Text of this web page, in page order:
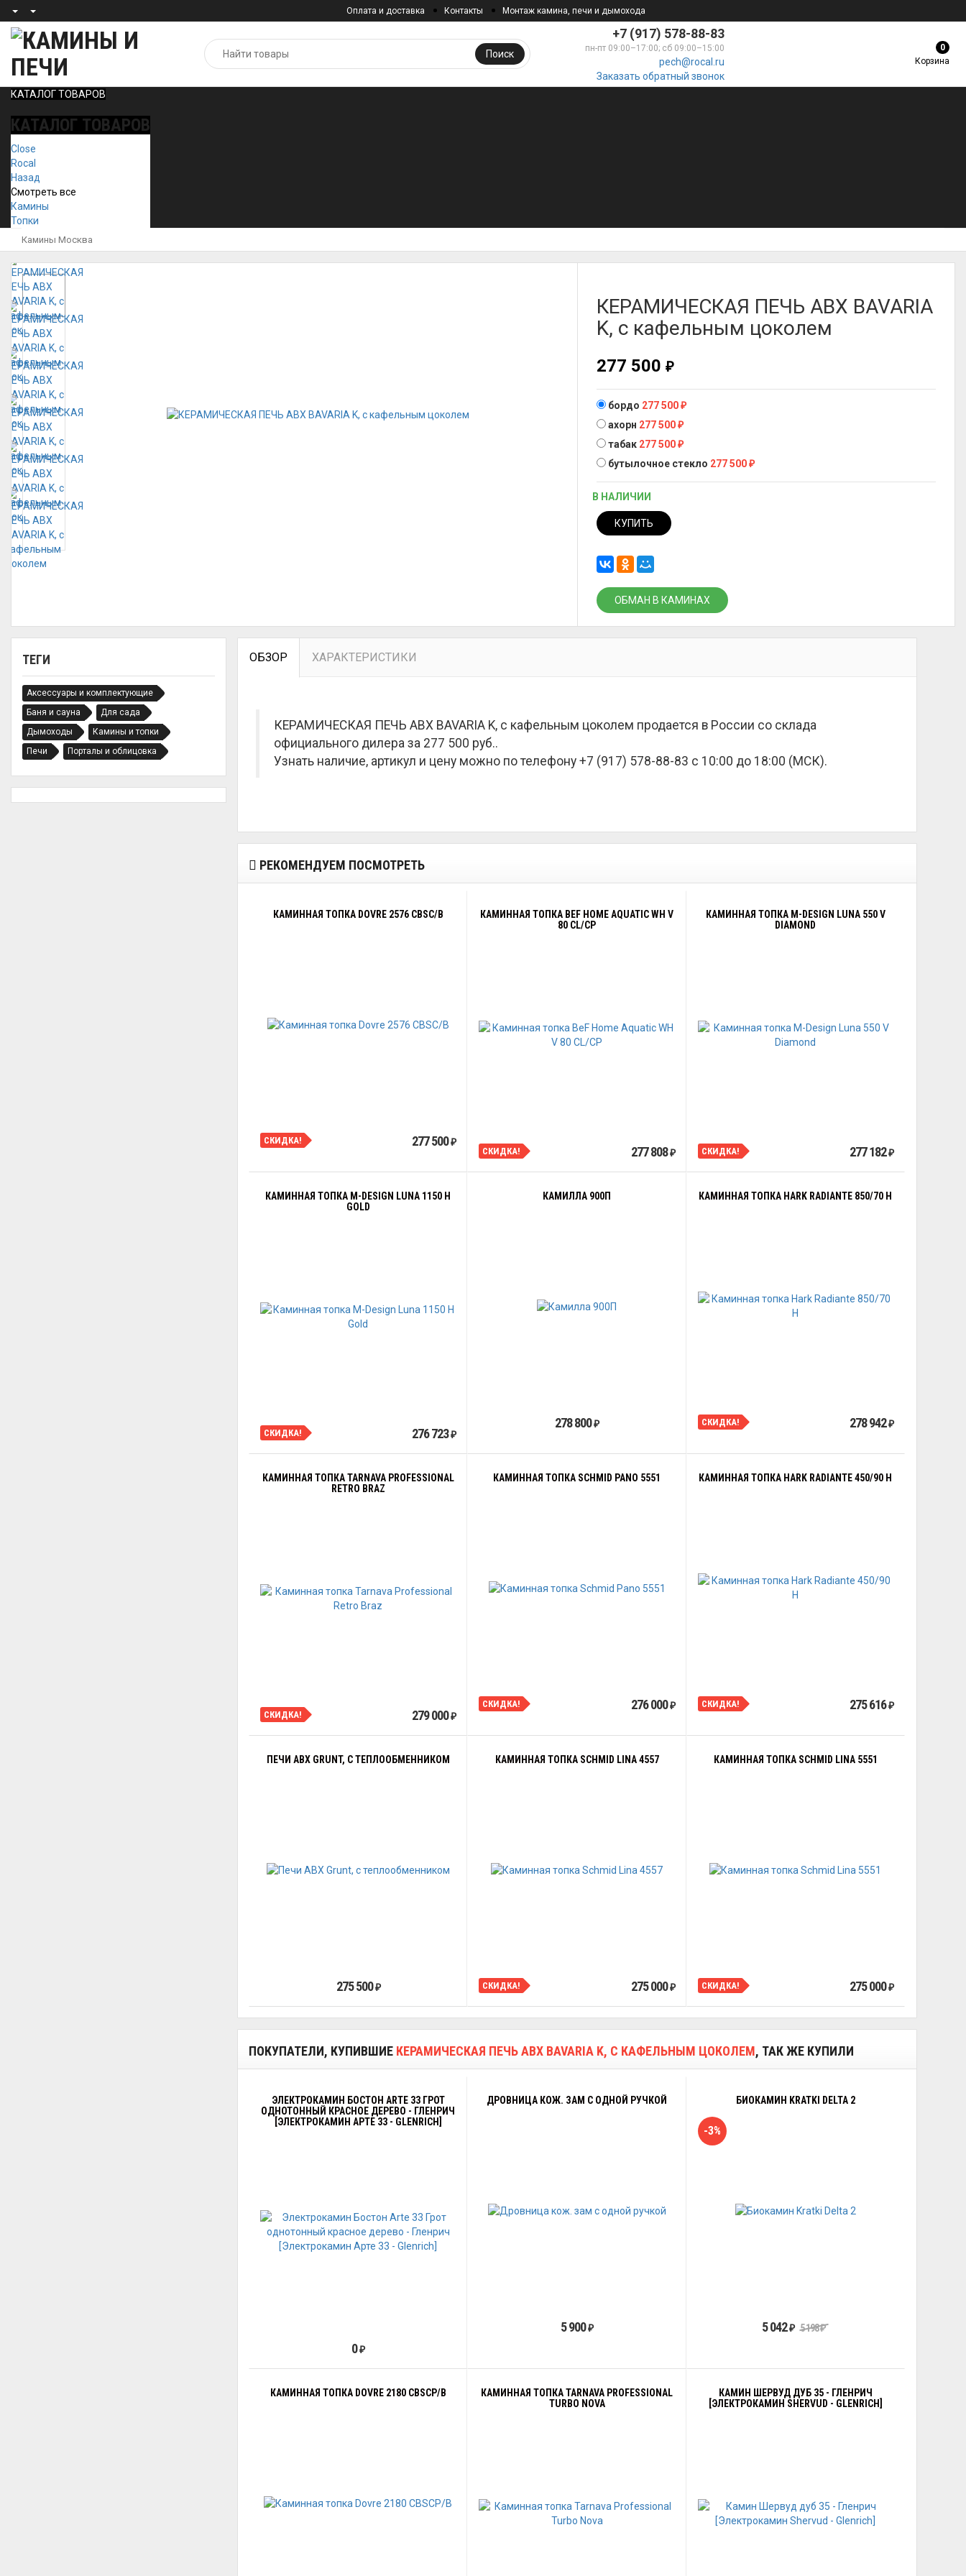
Оплата и доставка Контакты Монтаж камина, печи и дымохода
+7 (917) 578-88-83
пн-пт 09:00–17:00; сб 09:00–15:00
pech@rocal.ru
Заказать обратный звонок
Поиск
0
Корзина
КАТАЛОГ ТОВАРОВ
КАТАЛОГ ТОВАРОВ
Close
Rocal
Назад
Смотреть все
Камины
Топки
Камины Москва
КЕРАМИЧЕСКАЯ ПЕЧЬ ABX BAVARIA
K, с кафельным цоколем
277 500₽
бордо 277 500₽
ахорн 277 500₽
табак 277 500₽
бутылочное стекло 277 500₽
В НАЛИЧИИ
КУПИТЬ
ОБМАН В КАМИНАХ
ТЕГИ
Аксессуары и комплектующие
Баня и сауна
Для сада
Дымоходы
Камины и топки
Печи
Порталы и облицовка
ОБЗОР ХАРАКТЕРИСТИКИ
КЕРАМИЧЕСКАЯ ПЕЧЬ ABX BAVARIA K, с кафельным цоколем продается в России со склада
официального дилера за 277 500 руб..
Узнать наличие, артикул и цену можно по телефону +7 (917) 578-88-83 с 10:00 до 18:00 (МСК).
РЕКОМЕНДУЕМ ПОСМОТРЕТЬ
КАМИННАЯ ТОПКА DOVRE 2576 CBSC/B
СКИДКА! 277 500₽
КАМИННАЯ ТОПКА BEF HOME AQUATIC WH V
80 CL/CP
СКИДКА! 277 808₽
КАМИННАЯ ТОПКА M-DESIGN LUNA 550 V
DIAMOND
СКИДКА! 277 182₽
КАМИННАЯ ТОПКА M-DESIGN LUNA 1150 H
GOLD
СКИДКА! 276 723₽
КАМИЛЛА 900П
278 800₽
КАМИННАЯ ТОПКА HARK RADIANTE 850/70 H
СКИДКА! 278 942₽
КАМИННАЯ ТОПКА TARNAVA PROFESSIONAL
RETRO BRAZ
СКИДКА! 279 000₽
КАМИННАЯ ТОПКА SCHMID PANO 5551
СКИДКА! 276 000₽
КАМИННАЯ ТОПКА HARK RADIANTE 450/90 H
СКИДКА! 275 616₽
ПЕЧИ ABX GRUNT, С ТЕПЛООБМЕННИКОМ
275 500₽
КАМИННАЯ ТОПКА SCHMID LINA 4557
СКИДКА! 275 000₽
КАМИННАЯ ТОПКА SCHMID LINA 5551
СКИДКА! 275 000₽
ПОКУПАТЕЛИ, КУПИВШИЕ КЕРАМИЧЕСКАЯ ПЕЧЬ ABX BAVARIA K, С КАФЕЛЬНЫМ ЦОКОЛЕМ, ТАК ЖЕ КУПИЛИ
ЭЛЕКТРОКАМИН БОСТОН ARTE 33 ГРОТ
ОДНОТОННЫЙ КРАСНОЕ ДЕРЕВО - ГЛЕНРИЧ
[ЭЛЕКТРОКАМИН АРТЕ 33 - GLENRICH]
0₽
ДРОВНИЦА КОЖ. ЗАМ С ОДНОЙ РУЧКОЙ
5 900₽
БИОКАМИН KRATKI DELTA 2
-3%
5 042₽ 5 198₽
КАМИННАЯ ТОПКА DOVRE 2180 CBSCP/B
КАМИННАЯ ТОПКА TARNAVA PROFESSIONAL
TURBO NOVA
КАМИН ШЕРВУД ДУБ 35 - ГЛЕНРИЧ
[ЭЛЕКТРОКАМИН SHERVUD - GLENRICH]